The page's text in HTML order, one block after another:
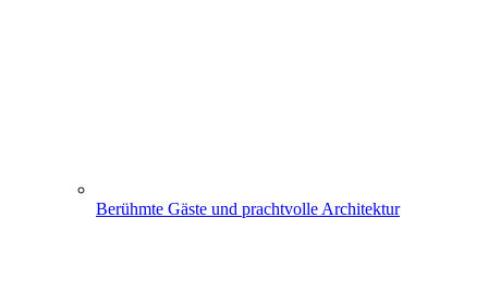
Berühmte Gäste und prachtvolle Architektur